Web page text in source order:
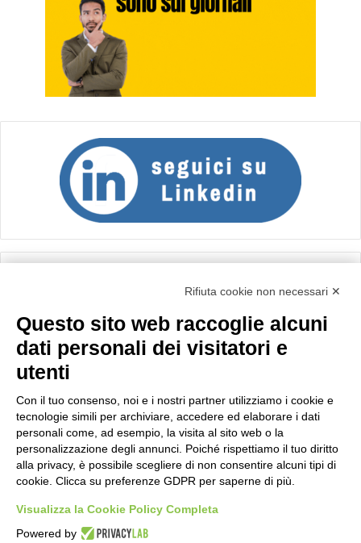
Importo netto (€):
Calcola
Scorporo IVA
Rifiuta cookie non necessari ✕
Questo sito web raccoglie alcuni
dati personali dei visitatori e
utenti
Con il tuo consenso, noi e i nostri partner utilizziamo i cookie e
tecnologie simili per archiviare, accedere ed elaborare i dati
personali come, ad esempio, la visita al sito web o la
personalizzazione degli annunci. Poiché rispettiamo il tuo diritto
alla privacy, è possibile scegliere di non consentire alcuni tipi di
cookie. Clicca su preferenze GDPR per saperne di più.
Visualizza la Cookie Policy Completa
Powered by